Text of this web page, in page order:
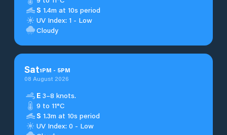
S 1.4m at 10s period
UV Index: 1 - Low
Cloudy
Sat1PM - 5PM
08 August 2026
E 3–8 knots.
9 to 11°C
S 1.3m at 10s period
UV Index: 0 - Low